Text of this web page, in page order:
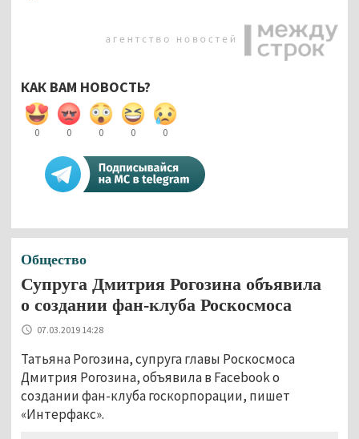
КАК ВАМ НОВОСТЬ?
0 0 0 0 0
Общество
Супруга Дмитрия Рогозина объявила
о создании фан-клуба Роскосмоса
07.03.2019 14:28
Татьяна Рогозина, супруга главы Роскосмоса
Дмитрия Рогозина, объявила в Facebook о
создании фан-клуба госкорпорации, пишет
«Интерфакс».